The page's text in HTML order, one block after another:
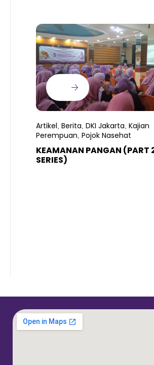
Artikel Berita DKI Jakarta Kajian
Perempuan Pojok Nasehat
KEAMANAN PANGAN (PART
SERIES)